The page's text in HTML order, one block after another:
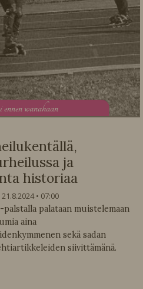
wanahaan
ja
historiaa
21.8.2024
07:00
palataan muistelemaan
aina
sekä sadan
siivittämänä.